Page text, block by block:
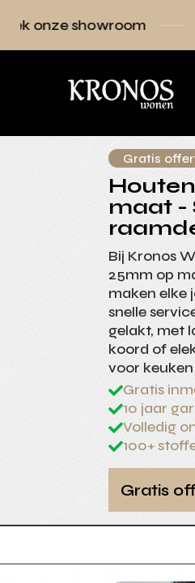
5 dagen per
Gratis
maat -
Bij Kronos
25mm op
maken elke
snelle
gelakt, met
koord of
voor
Gratis
10 jaar
Volledig
100+
Gratis